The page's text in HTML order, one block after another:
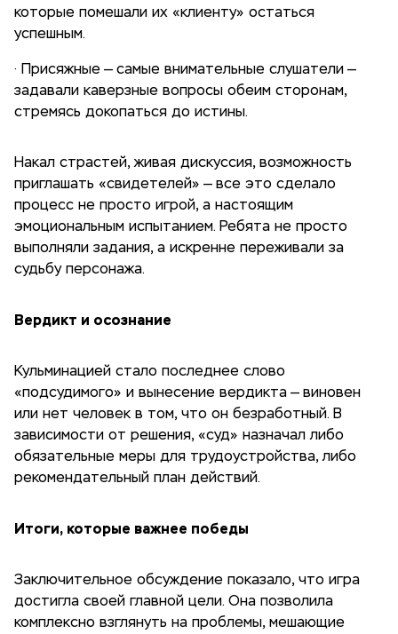
которые помешали их «клиенту» остаться
успешным.
· Присяжные — самые внимательные слушатели —
задавали каверзные вопросы обеим сторонам,
стремясь докопаться до истины.
Накал страстей, живая дискуссия, возможность
приглашать «свидетелей» — все это сделало
процесс не просто игрой, а настоящим
эмоциональным испытанием. Ребята не просто
выполняли задания, а искренне переживали за
судьбу персонажа.
Вердикт и осознание
Кульминацией стало последнее слово
«подсудимого» и вынесение вердикта — виновен
или нет человек в том, что он безработный. В
зависимости от решения, «суд» назначал либо
обязательные меры для трудоустройства, либо
рекомендательный план действий.
Итоги, которые важнее победы
Заключительное обсуждение показало, что игра
достигла своей главной цели. Она позволила
комплексно взглянуть на проблемы, мешающие